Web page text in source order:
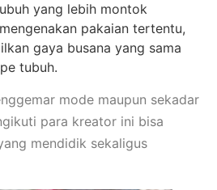
yang lebih montok
pakaian tertentu,
gaya busana yang sama
tubuh.
mode maupun sekadar
para kreator ini bisa
mendidik sekaligus